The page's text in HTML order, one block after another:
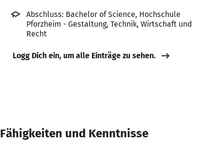
Abschluss: Bachelor of Science, Hochschule
Pforzheim - Gestaltung, Technik, Wirtschaft und
Recht
Logg Dich ein, um alle Einträge zu sehen.
Fähigkeiten und Kenntnisse